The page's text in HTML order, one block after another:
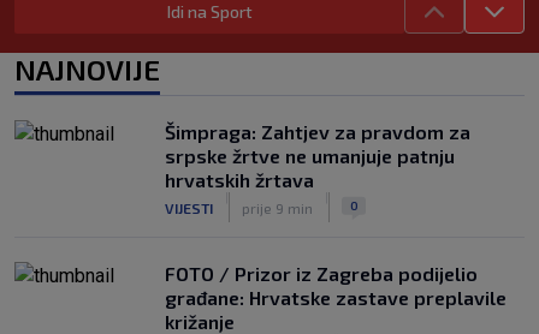
Jagušić u misiji ulaska među Vatrene,
opet je postigao pogodak za
Idi na Sport
NAJNOVIJE
Šimpraga: Zahtjev za pravdom za
srpske žrtve ne umanjuje patnju
hrvatskih žrtava
VIJESTI prije 9 min 0
FOTO / Prizor iz Zagreba podijelio
građane: Hrvatske zastave preplavile
križanje